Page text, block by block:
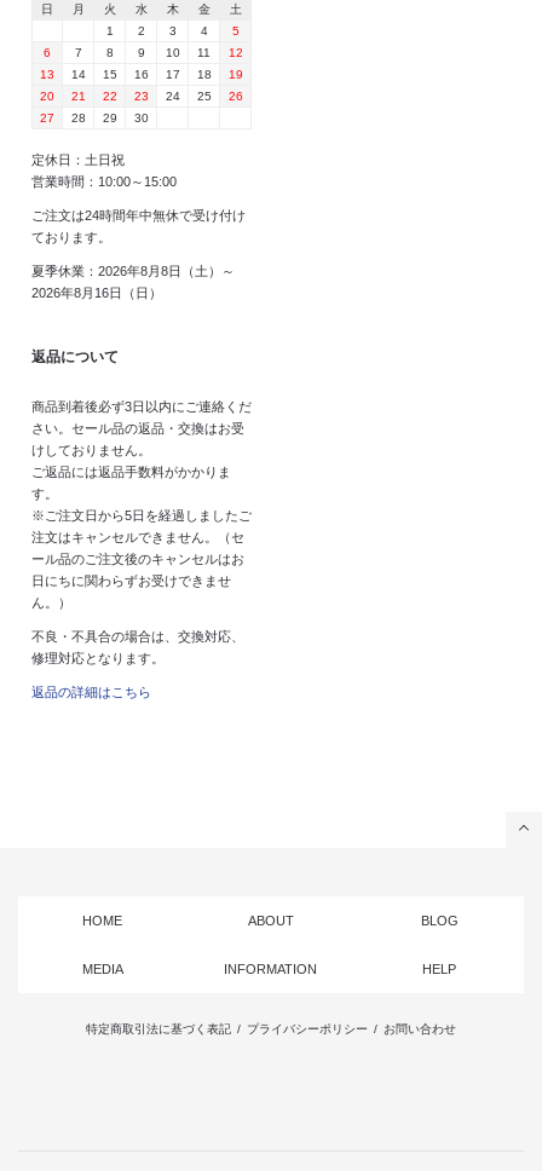
日 月 火 水 木 金
土
1
2 3 4
5
6
7 8 9 10 11
12
13
14 15 16 17 18
19
20
21 22 23 24 25
26
27
28 29 30
定休日：土日祝
営業時間：10:00～15:00
ご注文は24時間年中無休で受け付け
ております。
夏季休業：2026年8月8日（土）～
2026年8月16日（日）
返品について
商品到着後必ず3日以内にご連絡くだ
さい。セール品の返品・交換はお受
けしておりません。
ご返品には返品手数料がかかりま
す。
※ご注文日から5日を経過しましたご
注文はキャンセルできません。（セ
ール品のご注文後のキャンセルはお
日にちに関わらずお受けできませ
ん。）
不良・不具合の場合は、交換対応、
修理対応となります。
返品の詳細はこちら
HOME ABOUT BLOG
MEDIA INFORMATION HELP
特定商取引法に基づく表記 / プライバシーポリシー / お問い合わせ